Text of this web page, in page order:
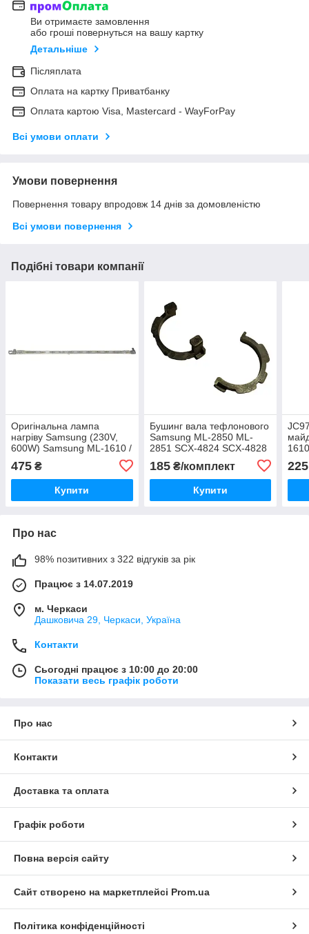
Ви отримаєте замовлення
або гроші повернуться на вашу картку
Детальніше
Післяплата
Оплата на картку Приватбанку
Оплата картою Visa, Mastercard - WayForPay
Всі умови оплати
Умови повернення
Повернення товару впродовж 14 днів за домовленістю
Всі умови повернення
Подібні товари компанії
Оригінальна лампа
нагріву Samsung (230V,
600W) Samsung ML-1610 /
1615 / 2015 / SCX-4200 /
4321 / 4521F / 4521FR
475 ₴
Купити
Бушинг вала тефлонового
Samsung ML-2850 ML-
2851 SCX-4824 SCX-4828
Xerox WC 3210 WC 3220
комплект 2шт
185₴/комплект
Купити
/225
Про нас
98% позитивних з 322 відгуків за рік
Працює з 14.07.2019
м. Черкаси
Дашковича 29, Черкаси, Україна
Контакти
Сьогодні працює з 10:00 до 20:00
Показати весь графік роботи
Про нас
Контакти
Доставка та оплата
Графік роботи
Повна версія сайту
Сайт створено на маркетплейсі Prom.ua
Політика конфіденційності